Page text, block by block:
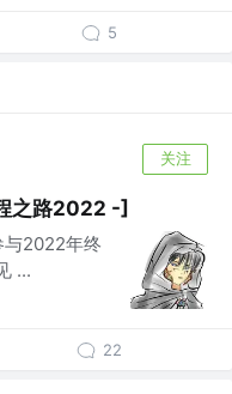
5
关注
之路2022 -]
与2022年终
...
22